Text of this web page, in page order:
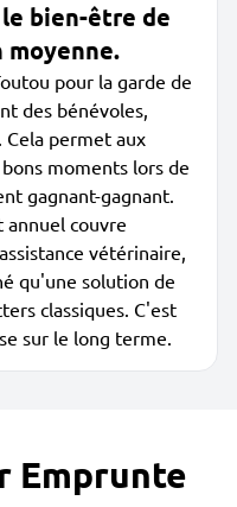
bien-être de
moyenne.
pour la garde de
des bénévoles,
Cela permet aux
moments lors de
gagnant-gagnant.
couvre
vétérinaire,
qu'une solution de
classiques. C'est
sur le long terme.
Emprunte